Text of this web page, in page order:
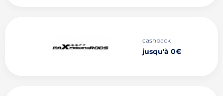
cashback
jusqu'à 0€